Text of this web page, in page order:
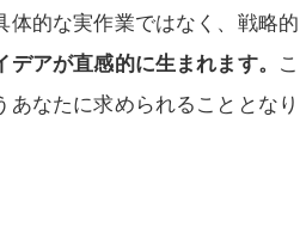
体的な実作業ではなく、戦略的
アが直感的に生まれます。
こ
なたに求められることとなり